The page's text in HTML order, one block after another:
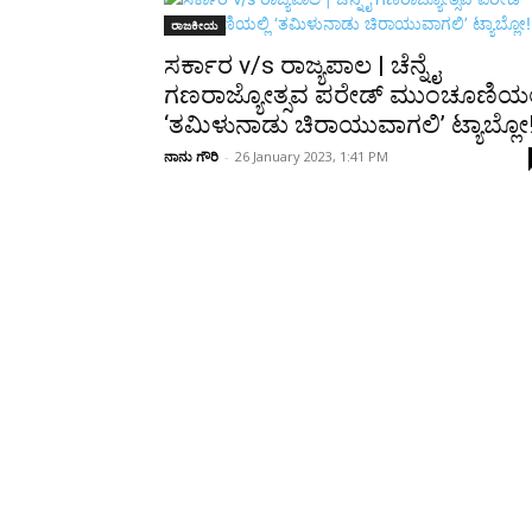
ರಾಜಕೀಯ
ಸರ್ಕಾರ v/s ರಾಜ್ಯಪಾಲ | ಚೆನ್ನೈ
ಗಣರಾಜ್ಯೋತ್ಸವ ಪರೇಡ್‌
‘ತಮಿಳುನಾಡು ಚಿರಾಯುವಾಗಲಿ’ ಟ್ಯಾಬ್ಲೋ!
ನಾನು ಗೌರಿ - 26 January 2023, 1:41 PM